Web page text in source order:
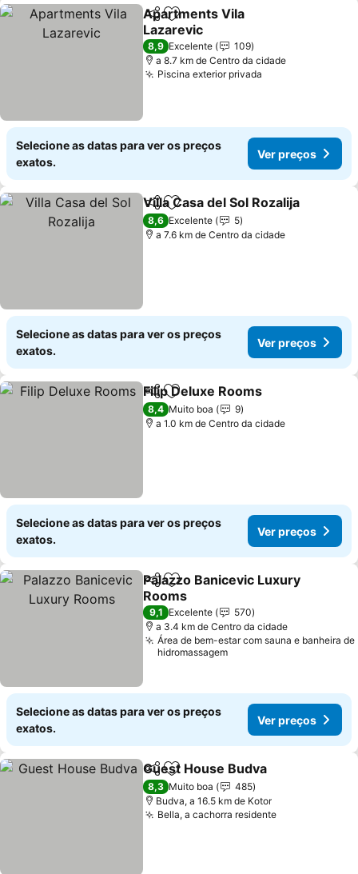
PartilharAdicionar aos favoritos
Apartments Vila
Lazarevic
8,9 Excelente
109
a 8.7 km de Centro da cidade
Piscina exterior privada
Selecione as datas para ver os preços
exatos.
Ver preços
PartilharAdicionar aos favoritos
Villa Casa del Sol Rozalija
8,6 Excelente
5
a 7.6 km de Centro da cidade
Selecione as datas para ver os preços
exatos.
Ver preços
PartilharAdicionar aos favoritos
Filip Deluxe Rooms
8,4 Muito boa
9
a 1.0 km de Centro da cidade
Selecione as datas para ver os preços
exatos.
Ver preços
PartilharAdicionar aos favoritos
Palazzo Banicevic Luxury
Rooms
9,1 Excelente
570
a 3.4 km de Centro da cidade
Área de bem-estar com sauna e banheira de
hidromassagem
Selecione as datas para ver os preços
exatos.
Ver preços
PartilharAdicionar aos favoritos
Guest House Budva
8,3 Muito boa
485
Budva, a 16.5 km de Kotor
Bella, a cachorra residente